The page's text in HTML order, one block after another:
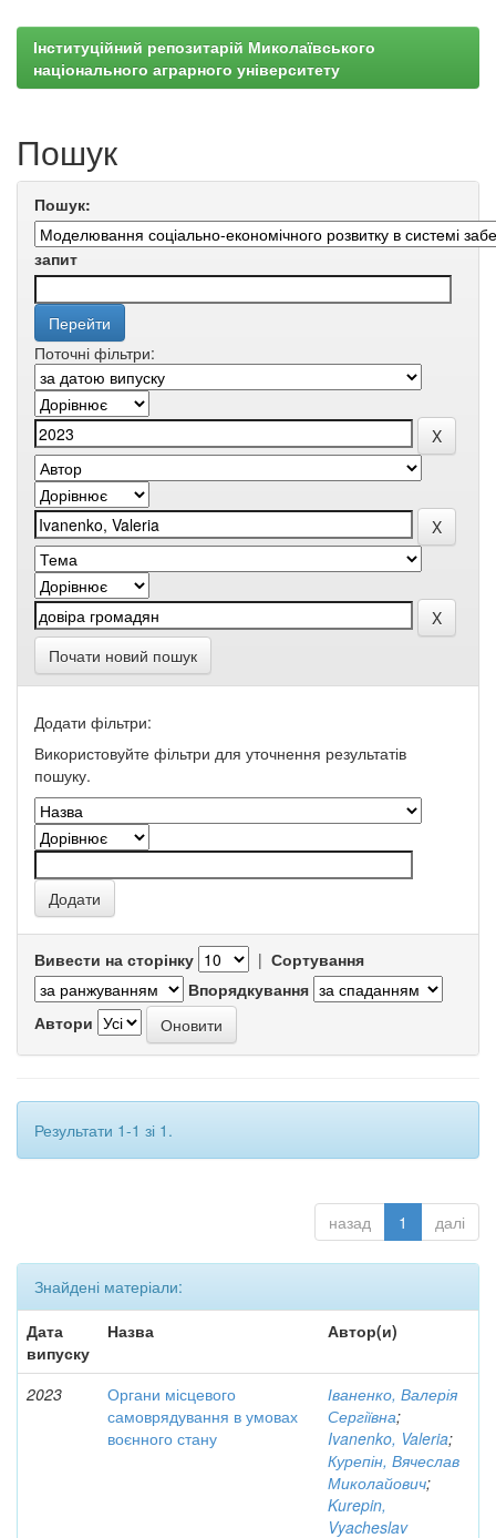
Інституційний репозитарій Миколаївського
національного аграрного університету
Пошук
Пошук:
запит
Поточні фільтри:
Почати новий пошук
Додати фільтри:
Використовуйте фільтри для уточнення результатів
пошуку.
Вивести на сторінку | Сортування
Впорядкування
Автори
Результати 1-1 зі 1.
назад 1 далі
Знайдені матеріали:
Дата
випуску
Назва Автор(и)
2023
Органи місцевого
самоврядування в умовах
воєнного стану
Іваненко, Валерія
Сергіївна;
Ivanenko, Valeria;
Курепін, Вячеслав
Миколайович;
Kurepin,
Vyacheslav